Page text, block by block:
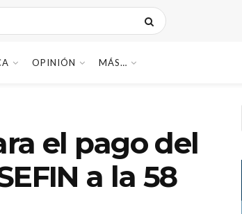
OPINIÓN MÁS…
el pago del
a la 58